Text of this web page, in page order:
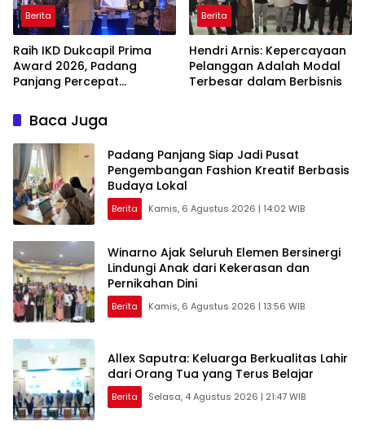
Berita
Raih IKD Dukcapil Prima
Award 2026, Padang
Panjang Percepat
Publik
Berita
Hendri Arnis: Kepercayaan
Pelanggan Adalah Modal
Terbesar dalam Berbisnis
Baca Juga
Padang Panjang Siap Jadi Pusat
Pengembangan Fashion Kreatif Berbasis
Budaya Lokal
Berita Kamis, 6 Agustus 2026 | 14:02 WIB
Winarno Ajak Seluruh Elemen Bersinergi
Lindungi Anak dari Kekerasan dan
Pernikahan Dini
Berita Kamis, 6 Agustus 2026 | 13:56 WIB
Allex Saputra: Keluarga Berkualitas Lahir
dari Orang Tua yang Terus Belajar
Berita Selasa, 4 Agustus 2026 | 21:47 WIB